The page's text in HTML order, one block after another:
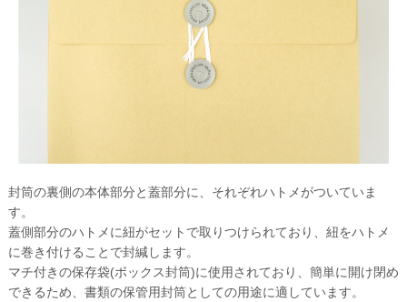
名入れカレンダー製作所
封筒の裏側の本体部分と蓋部分に、それぞれハトメがついていま
す。
蓋側部分のハトメに紐がセットで取りつけられており、紐をハトメ
に巻き付けることで封緘します。
マチ付きの保存袋(ボックス封筒)に使用されており、簡単に開け閉め
できるため、書類の保管用封筒としての用途に適しています。